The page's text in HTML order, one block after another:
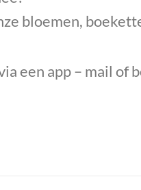
bloemen,
een app – mail of